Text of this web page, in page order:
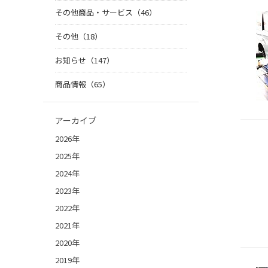
その他商品・サービス（46）
その他（18）
お知らせ（147）
商品情報（65）
アーカイブ
2026年
2025年
2024年
2023年
2022年
2021年
2020年
2019年